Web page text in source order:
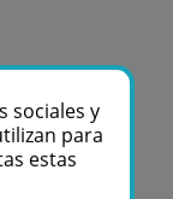
sociales y
para
estas